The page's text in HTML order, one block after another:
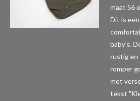
maat 56
Dit is
baby's.
rustig en
romper
met
tekst